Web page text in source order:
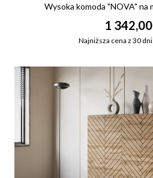
Wysoka komoda "NOVA" na
1 342,00
Najniższa cena z 30